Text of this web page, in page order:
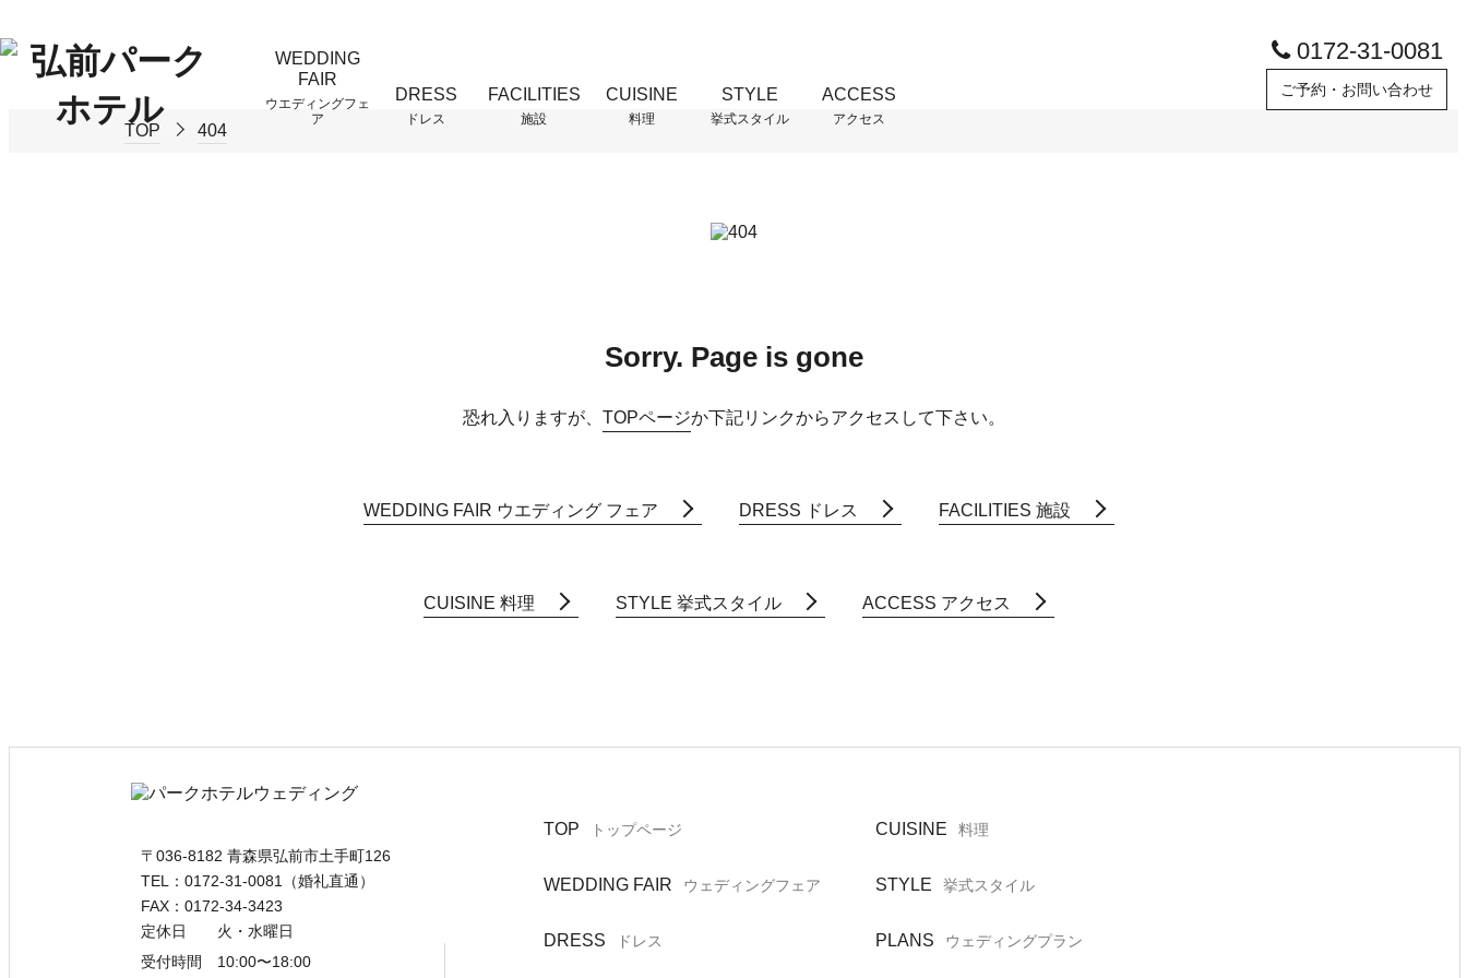
WEDDING
FAIR
ウエディングフェ
ア
DRESS
ドレス
FACILITIES
施設
CUISINE
料理
STYLE
挙式スタイル
ACCESS
アクセス
0172-31-0081
ご予約・お問い合わせ
TOP 404
Sorry. Page is gone
恐れ入りますが、 TOPページか下記リンクからアクセスして下さい。
WEDDING FAIR ウエディング フェア DRESS ドレス FACILITIES 施設
CUISINE 料理 STYLE 挙式スタイル ACCESS アクセス
〒036-8182 青森県弘前市土手町126
TEL：0172-31-0081（婚礼直通）
FAX：0172-34-3423
定休日 火・水曜日
受付時間 10:00〜18:00
TOP トップページ
WEDDING FAIR ウェディングフェア
DRESS ドレス
CUISINE 料理
STYLE 挙式スタイル
PLANS ウェディングプラン